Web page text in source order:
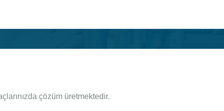
çözüm üretmektedir.